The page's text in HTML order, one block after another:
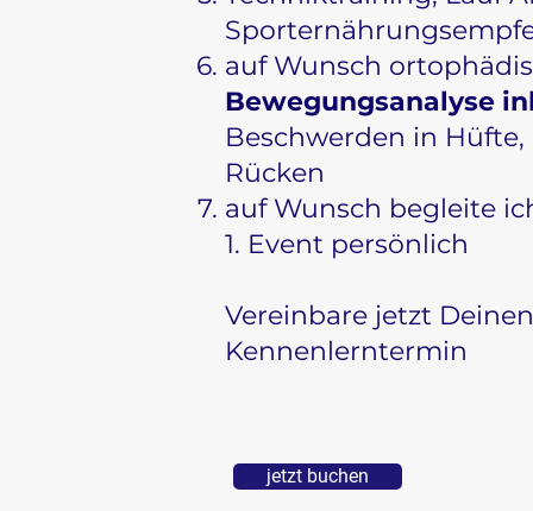
auf Wunsch
Bewegungsanalyse
Beschwerden in
Rücken
auf Wunsch begleite
1. Event persönlich
Vereinbare jetzt
Kennenlerntermin
jetzt buchen